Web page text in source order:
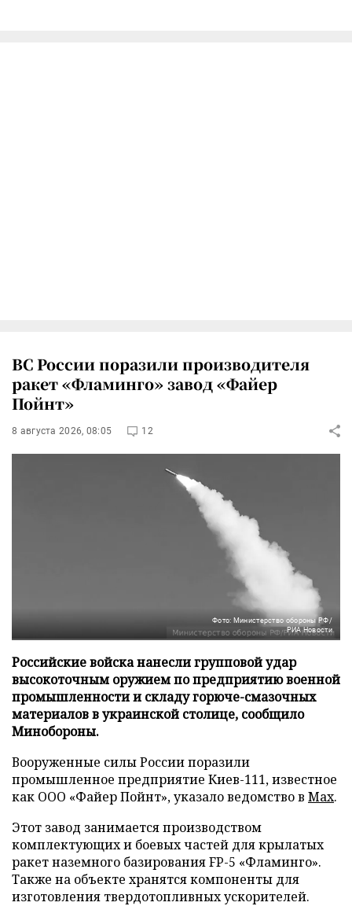
ВС России поразили производителя
ракет «Фламинго» завод «Файер
Пойнт»
8 августа 2026, 08:05 12
Фото: Министерство обороны РФ/
РИА Новости
Российские войска нанесли групповой удар
высокоточным оружием по предприятию военной
промышленности и складу горюче-смазочных
материалов в украинской столице, сообщило
Минобороны.
Вооруженные силы России поразили
промышленное предприятие Киев-111, известное
как ООО «Файер Пойнт», указало ведомство в Max.
Этот завод занимается производством
комплектующих и боевых частей для крылатых
ракет наземного базирования FP-5 «Фламинго».
Также на объекте хранятся компоненты для
изготовления твердотопливных ускорителей.